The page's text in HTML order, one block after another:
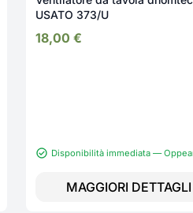
USATO 373/U
18,00 €
Disponibilità immediata —
MAGGIORI DETTAGLI